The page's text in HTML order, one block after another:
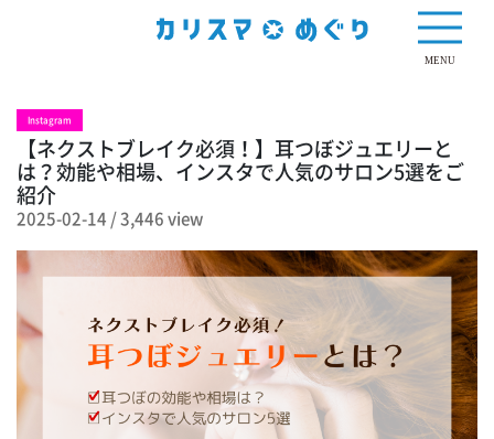
MENU
Instagram
【ネクストブレイク必須！】耳つぼジュエリーと
は？効能や相場、インスタで人気のサロン5選をご
紹介
2025-02-14 /3,446 view